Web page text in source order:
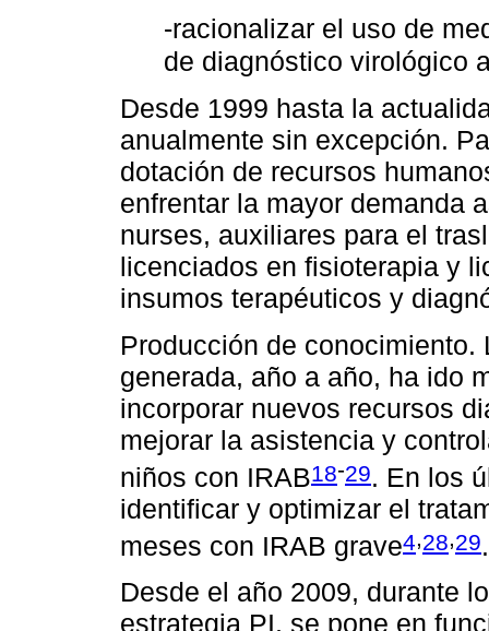
-racionalizar el uso de
de diagnóstico virológico
Desde 1999 hasta la
anualmente sin excepción.
dotación de recursos
enfrentar la mayor demanda
nurses, auxiliares para el
licenciados en fisioterapia y
insumos terapéuticos y
Producción de
generada, año a año, ha ido
incorporar nuevos recursos
mejorar la asistencia y
niños con IRAB18-29. En los
identificar y optimizar el
meses con IRAB grave4,28,29.
Desde el año 2009, durante
estrategia PI, se pone en